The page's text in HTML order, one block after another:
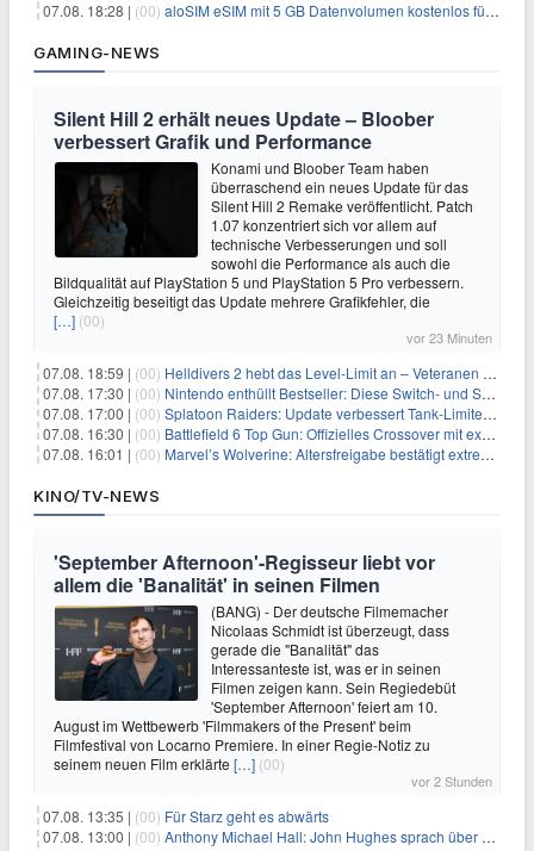
07.08. 18:28 | (00) aloSIM eSIM mit 5 GB Datenvolumen kostenlos für Windscribe-Pro-Nutzer
GAMING-NEWS
Silent Hill 2 erhält neues Update – Bloober
verbessert Grafik und Performance
Konami und Bloober Team haben
überraschend ein neues Update für das
Silent Hill 2 Remake veröffentlicht. Patch
1.07 konzentriert sich vor allem auf
technische Verbesserungen und soll
sowohl die Performance als auch die
Bildqualität auf PlayStation 5 und PlayStation 5 Pro verbessern.
Gleichzeitig beseitigt das Update mehrere Grafikfehler, die
[…] (00)
vor 23 Minuten
07.08. 18:59 | (00) Helldivers 2 hebt das Level-Limit an – Veteranen können endlich weiter aufsteigen
07.08. 17:30 | (00) Nintendo enthüllt Bestseller: Diese Switch- und Switch-2-Spiele verkaufen sich am besten
07.08. 17:00 | (00) Splatoon Raiders: Update verbessert Tank-Limiter und behebt Bugs
07.08. 16:30 | (00) Battlefield 6 Top Gun: Offizielles Crossover mit exklusiven Inhalten angekündigt
07.08. 16:01 | (00) Marvel’s Wolverine: Altersfreigabe bestätigt extreme Gewalt und düstere Szenen
KINO/TV-NEWS
'September Afternoon'-Regisseur liebt vor
allem die 'Banalität' in seinen Filmen
(BANG) - Der deutsche Filmemacher
Nicolaas Schmidt ist überzeugt, dass
gerade die "Banalität" das
Interessanteste ist, was er in seinen
Filmen zeigen kann. Sein Regiedebüt
'September Afternoon' feiert am 10.
August im Wettbewerb 'Filmmakers of the Present' beim
Filmfestival von Locarno Premiere. In einer Regie-Notiz zu
seinem neuen Film erklärte […] (00)
vor 2 Stunden
07.08. 13:35 | (00) Für Starz geht es abwärts
07.08. 13:00 | (00) Anthony Michael Hall: John Hughes sprach über eine Fortsetzung von 'The Breakfast Club'